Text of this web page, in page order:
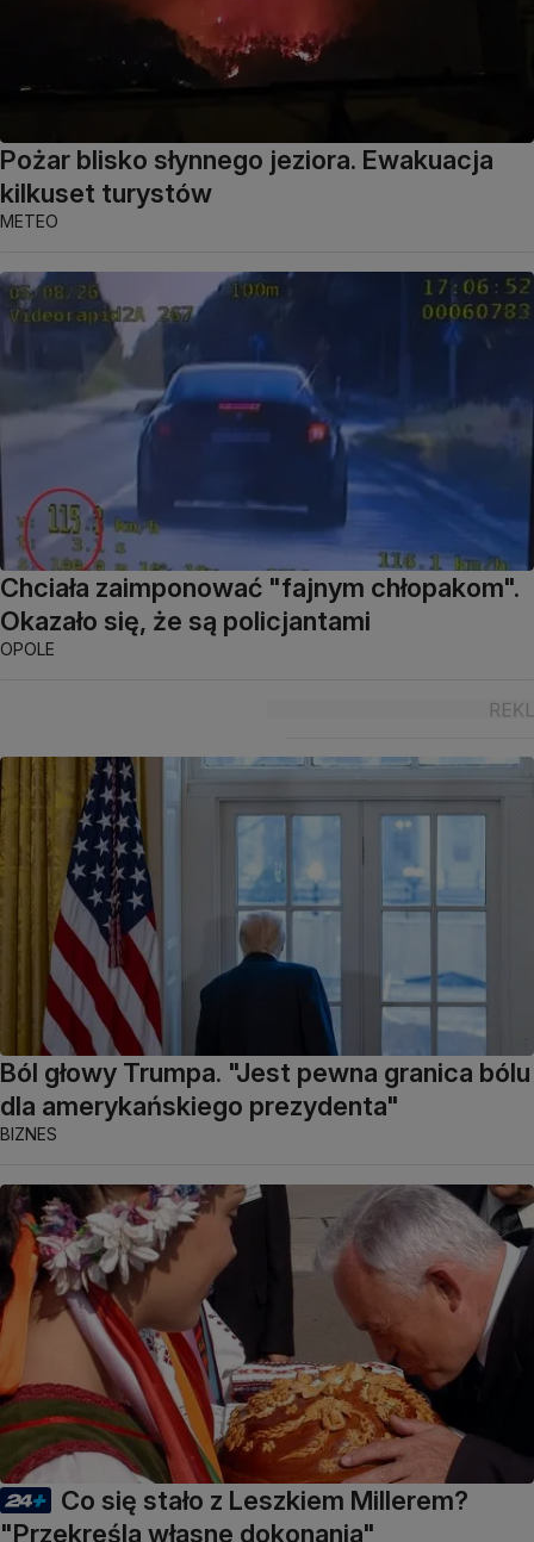
Pożar blisko słynnego jeziora. Ewakuacja
kilkuset turystów
METEO
Chciała zaimponować "fajnym chłopakom".
Okazało się, że są policjantami
OPOLE
Ból głowy Trumpa. "Jest pewna granica bólu
dla amerykańskiego prezydenta"
BIZNES
Co się stało z Leszkiem Millerem?
"Przekreśla własne dokonania"